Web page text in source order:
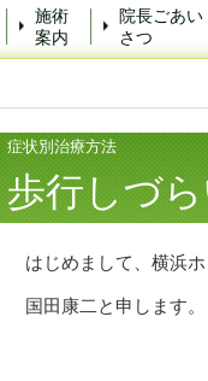
施術
案内
院長ごあい
さつ
症状別治療方法
歩行しづ
はじめまして、横浜
国田康二と申します。